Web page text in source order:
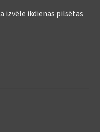
izvēle ikdienas pilsētas